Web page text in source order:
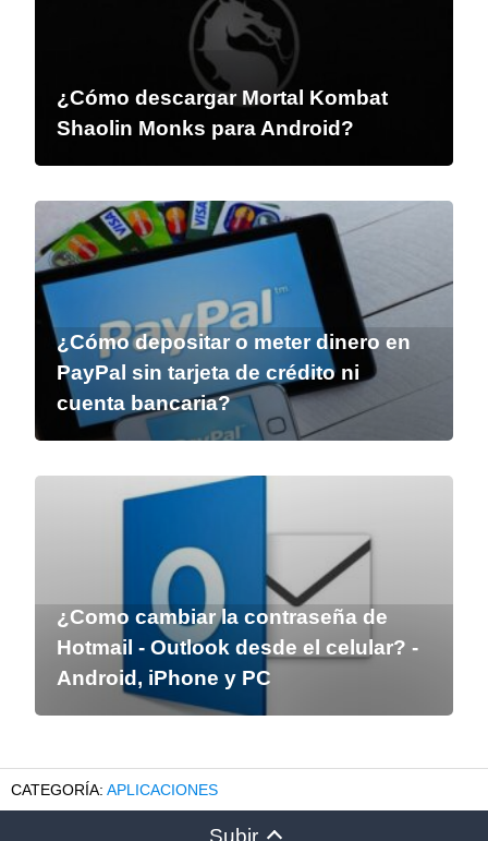
¿Cómo descargar Mortal Kombat
Shaolin Monks para Android?
¿Cómo depositar o meter dinero en
PayPal sin tarjeta de crédito ni
cuenta bancaria?
¿Como cambiar la contraseña de
Hotmail - Outlook desde el celular? -
Android, iPhone y PC
APLICACIONES
Subir